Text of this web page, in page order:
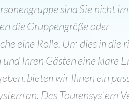
sind Sie nicht
die Gruppengröße oder
eine Rolle. Um dies in die
und Ihren Gästen eine klare
bieten wir Ihnen ein
an. Das Tourensystem